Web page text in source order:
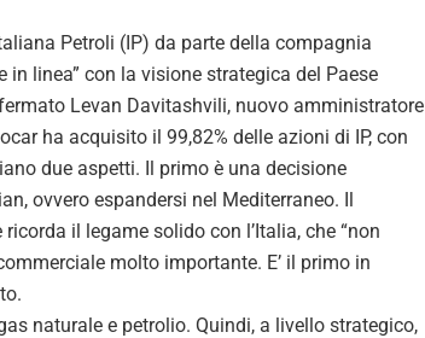
Petroli (IP) da parte della compagnia
in linea” con la visione strategica del Paese
Levan Davitashvili, nuovo amministratore
ha acquisito il 99,82% delle azioni di IP, con
due aspetti. Il primo è una decisione
ovvero espandersi nel Mediterraneo. Il
il legame solido con l’Italia, che “non
molto importante. E’ il primo in
naturale e petrolio. Quindi, a livello strategico,